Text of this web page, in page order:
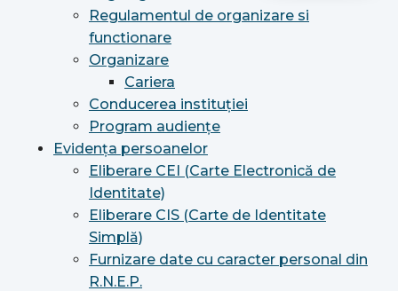
Regulamentul de organizare si
functionare
Organizare
Cariera
Conducerea instituției
Program audiențe
Evidența persoanelor
Eliberare CEI (Carte Electronică de
Identitate)
Eliberare CIS (Carte de Identitate
Simplă)
Furnizare date cu caracter personal din
R.N.E.P.